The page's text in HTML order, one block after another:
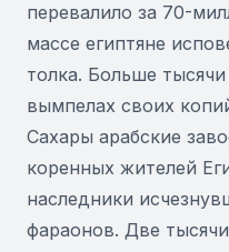
перевалило за 70-
массе египтяне
толка. Больше
вымпелах своих
Сахары арабские
коренных жителей
наследники
фараонов. Две